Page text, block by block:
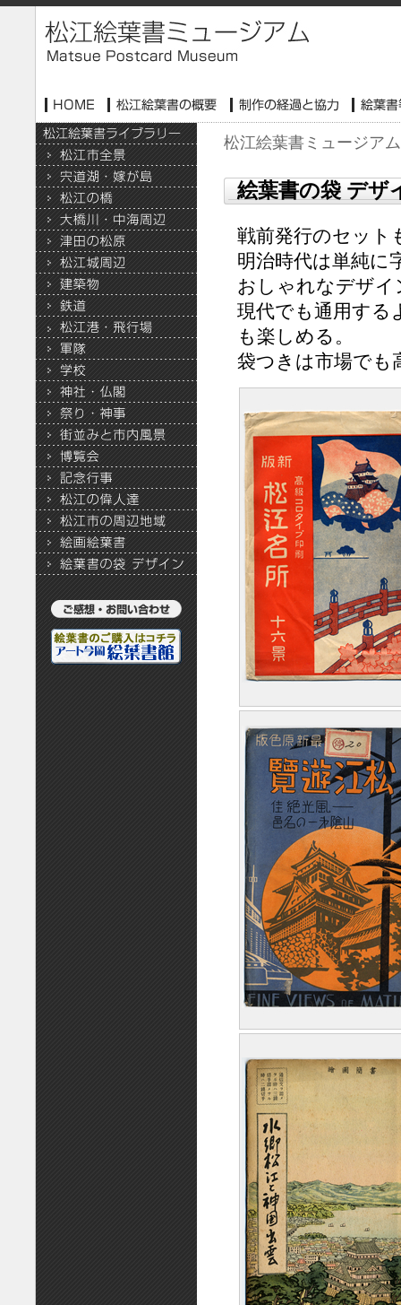
松江絵葉書ミュージア
絵葉書の袋 デザ
戦前発行のセット
明治時代は単純に
おしゃれなデザイ
現代でも通用する
も楽しめる。
袋つきは市場でも